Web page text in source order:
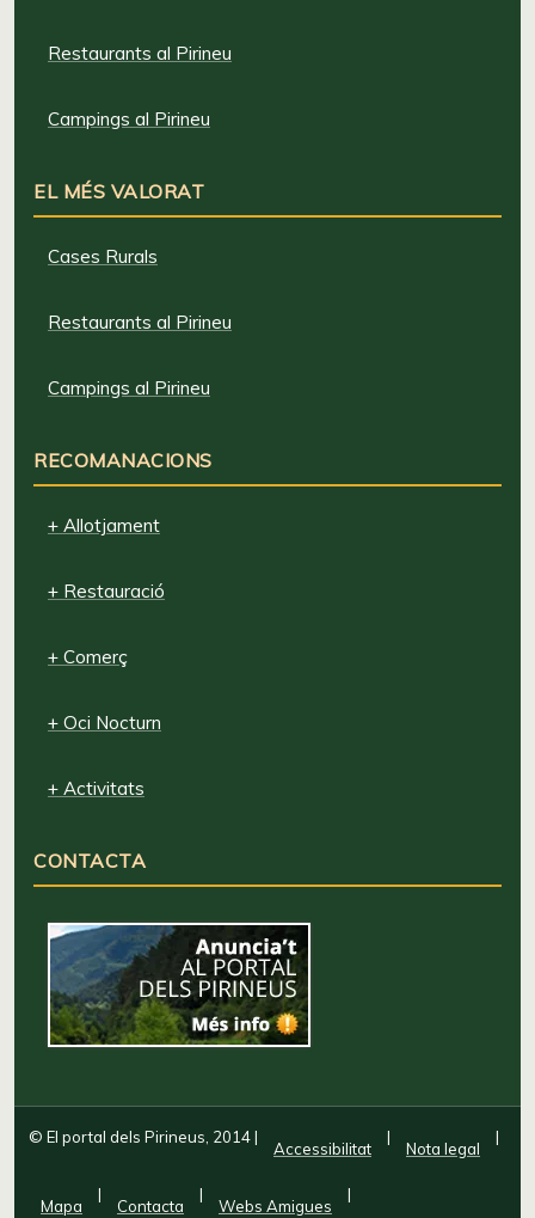
Restaurants al Pirineu
Campings al Pirineu
EL MÉS VALORAT
Cases Rurals
Restaurants al Pirineu
Campings al Pirineu
RECOMANACIONS
+ Allotjament
+ Restauració
+ Comerç
+ Oci Nocturn
+ Activitats
CONTACTA
© El portal dels Pirineus, 2014|
Accessibilitat
|
Nota legal
|
Mapa
|
Contacta
|
Webs Amigues
|